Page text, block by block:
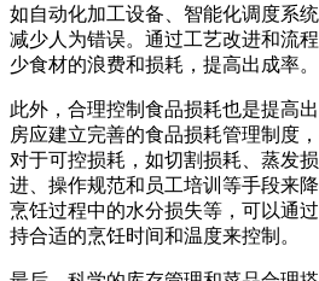
如自动化加工设备、智能化调度系
减少人为错误。通过工艺改进和流
少食材的浪费和损耗，提高出成率。
此外，合理控制食品损耗也是提高
房应建立完善的食品损耗管理制度
对于可控损耗，如切割损耗、蒸发
进、操作规范和员工培训等手段来
烹饪过程中的水分损失等，可以通
持合适的烹饪时间和温度来控制。